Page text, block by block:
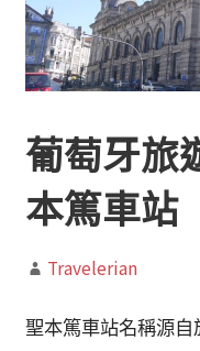
葡萄牙旅
本篤車站
Travelerian
聖本篤車站名稱源